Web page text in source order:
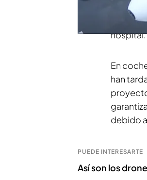
trata
hospital.
En
han
debido
PUEDE INTERESARTE
Así son los